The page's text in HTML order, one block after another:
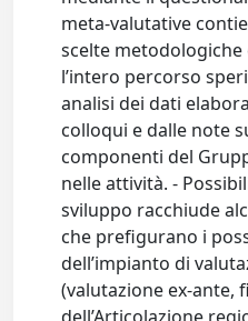
meta-valutative
scelte
l’intero percorso
analisi dei dati
colloqui e dalle note
componenti del
nelle attività. -
sviluppo racchiude
che prefigurano i
dell’impianto di
(valutazione ex-ante,